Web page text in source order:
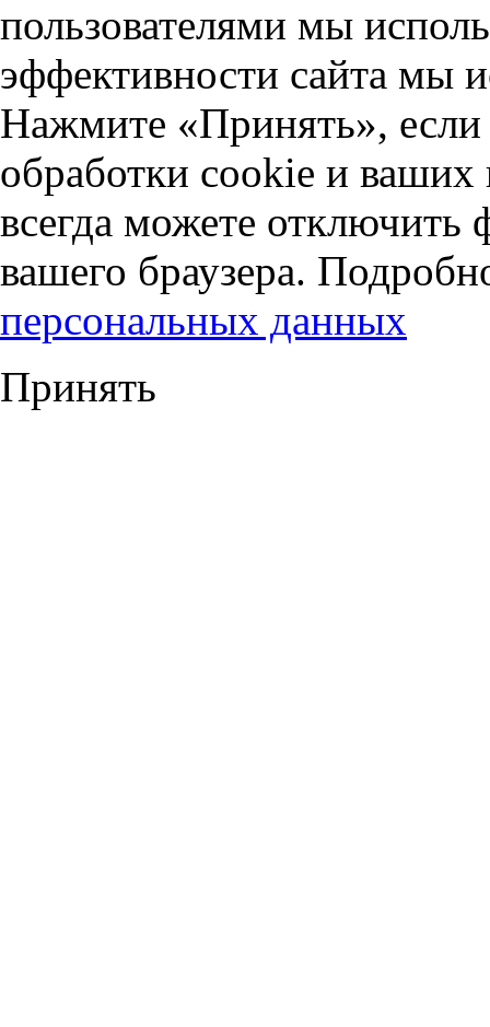
пользователями мы
эффективности сайта мы
Нажмите «Принять», если
обработки cookie и
всегда можете отключить
вашего браузера.
персональных данных
Принять